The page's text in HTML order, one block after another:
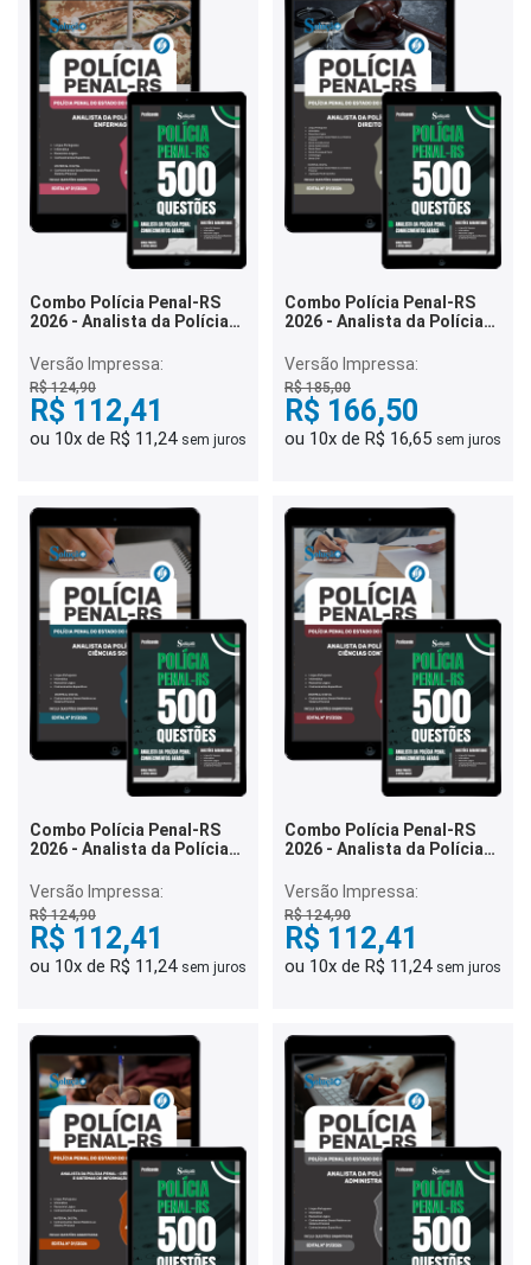
Combo Polícia Penal-RS
2026 - Analista da Polícia
Versão Impressa:
R$ 124,90
R$ 112,41
ou 10x de R$ 11,24 sem juros
Combo Polícia Penal-RS
2026 - Analista da Polícia
Versão Impressa:
R$ 185,00
R$ 166,50
ou 10x de R$ 16,65 sem juros
Combo Polícia Penal-RS
2026 - Analista da Polícia
Versão Impressa:
R$ 124,90
R$ 112,41
ou 10x de R$ 11,24 sem juros
Combo Polícia Penal-RS
2026 - Analista da Polícia
Versão Impressa:
R$ 124,90
R$ 112,41
ou 10x de R$ 11,24 sem juros